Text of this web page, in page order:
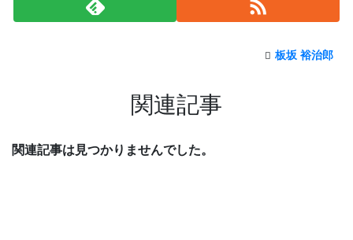
板坂 裕治郎
関連記事
関連記事は見つかりませんでした。